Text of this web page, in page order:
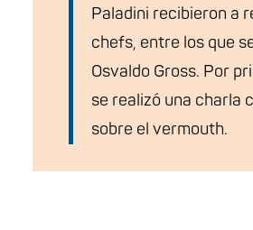
Paladini recibieron a
chefs, entre los que
Osvaldo Gross. Por
se realizó una charla
sobre el vermouth.